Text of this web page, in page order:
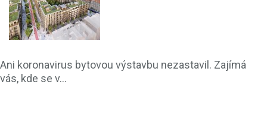
Ani koronavirus bytovou výstavbu nezastavil. Zajímá
vás, kde se v...